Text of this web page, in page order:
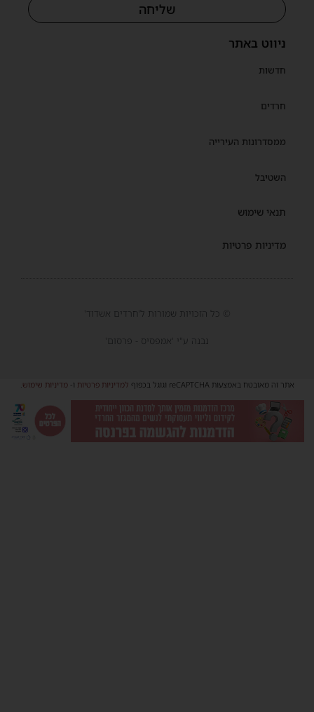
ניווט באתר
חדשות
חרדים
ממסדרונות העירייה
השטיבל
תנאי שימוש
מדיניות פרטיות
שליחה
© כל הזכויות שמורות ל'חרדים אשדוד'
נבנה ע"י 'אמפסיס - פרסום'
אתר זה מאובטח באמצעות reCAPTCHA וגוגל בכפוף למדיניות פרטיותו-מדיניות שימוש.